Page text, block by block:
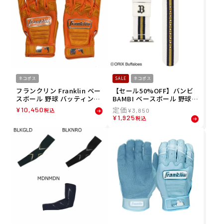
ネコポス
フランクリン Franklin ベー
スボール 野球 バッティング
手袋 メンズ レディース CFX
クロム 両手用 20604 25SP
¥10,450税込
SALE ネコポス
【セール50%OFF】バンビ
BAMBI ベースボール 野球
アップルウォッチ用バンド
パ・リーグ6球団デザイン オ
リックス・バファローズ ホ
イズ42/44/45/49mm RWL0
04BHU メンズ レディース
ユニセックス
¥3,850
¥1,925税込